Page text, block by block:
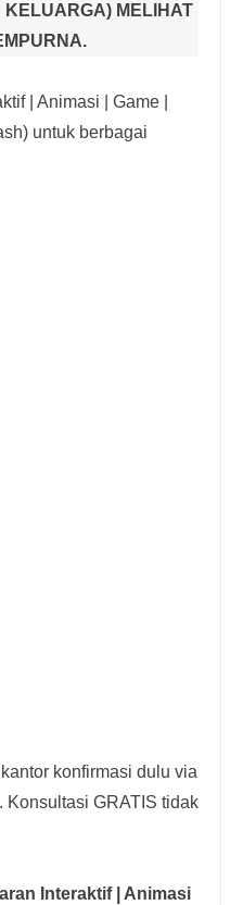
KELUARGA) MELIHAT
| Animasi | Game |
untuk berbagai
konfirmasi dulu via
Konsultasi GRATIS tidak
Interaktif| Animasi